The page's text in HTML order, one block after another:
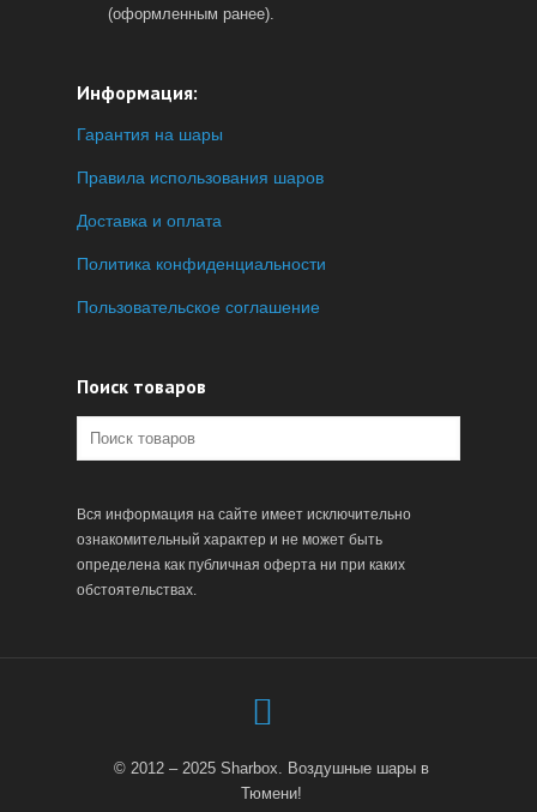
(оформленным ранее).
Информация:
Гарантия на шары
Правила использования шаров
Доставка и оплата
Политика конфиденциальности
Пользовательское соглашение
Поиск товаров
Вся информация на сайте имеет исключительно
ознакомительный характер и не может быть
определена как публичная оферта ни при каких
обстоятельствах.
© 2012 – 2025 Sharbox. Воздушные шары в
Тюмени!